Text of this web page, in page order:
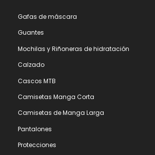
Gafas de máscara
Guantes
Mochilas y Riñoneras de hidratación
Calzado
Cascos MTB
Camisetas Manga Corta
Camisetas de Manga Larga
Pantalones
Protecciones